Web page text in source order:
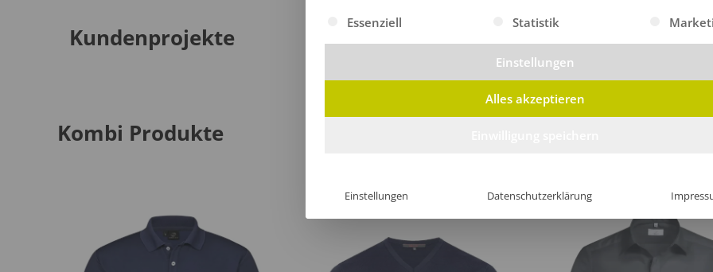
Kundenprojekte
Kombi Produkte
Es folgt eine Liste der Service-Gruppen, für die eine Einwilligung
Essenziell Statistik
Einstellungen
Alles akzeptieren
Einstellungen Datenschutzerklärung